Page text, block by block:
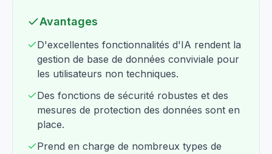
Avantages
D'excellentes fonctionnalités d'IA rendent la
gestion de base de données conviviale pour
les utilisateurs non techniques.
Des fonctions de sécurité robustes et des
mesures de protection des données sont en
place.
Prend en charge de nombreux types de